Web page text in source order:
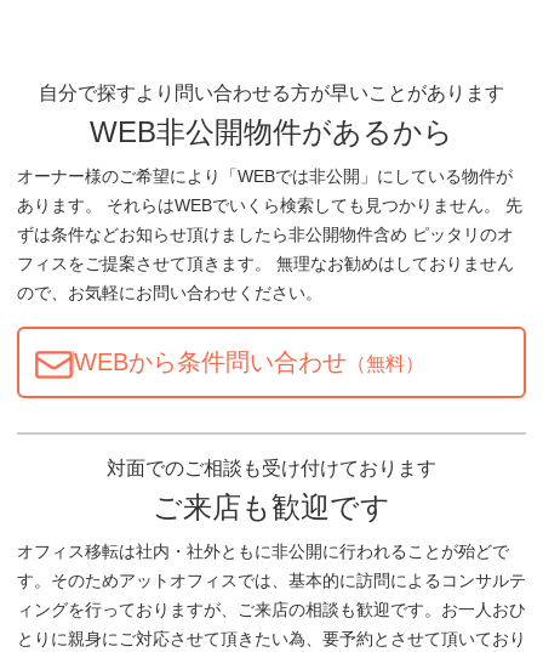
自分で探すより問い合わせる方が早いことがあります
WEB非公開物件があるから
オーナー様のご希望により「WEBでは非公開」にしている物件が
あります。 それらはWEBでいくら検索しても見つかりません。 先
ずは条件などお知らせ頂けましたら非公開物件含め ピッタリのオ
フィスをご提案させて頂きます。 無理なお勧めはしておりません
ので、お気軽にお問い合わせください。
WEBから条件問い合わせ （無料）
対面でのご相談も受け付けております
ご来店も歓迎です
オフィス移転は社内・社外ともに非公開に行われることが殆どで
す。そのためアットオフィスでは、基本的に訪問によるコンサルテ
ィングを行っておりますが、ご来店の相談も歓迎です。お一人おひ
とりに親身にご対応させて頂きたい為、要予約とさせて頂いており